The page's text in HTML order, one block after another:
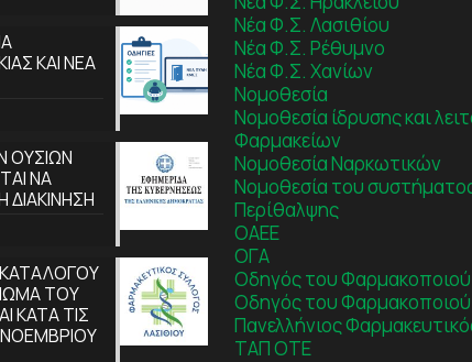
ΚΑΙ ΝΕΑ
ΟΥΣΙΩΝ
ΝΑ
ΤΟΥ
ΚΑΤΑ ΤΙΣ
ΝΟΕΜΒΡΙΟΥ
Νέα Φ.Σ. Λασιθίου
Νέα Φ.Σ. Ρέθυμνο
Νέα Φ.Σ. Χανίων
Νομοθεσία
Νομοθεσία ίδρυσης και
Φαρμακείων
Νομοθεσία Ναρκωτικών
Νομοθεσία του
Περίθαλψης
ΟΑΕΕ
ΟΓΑ
Οδηγός του Φαρμακοποιού
Οδηγός του
Πανελλήνιος
ΤΑΠ ΟΤΕ